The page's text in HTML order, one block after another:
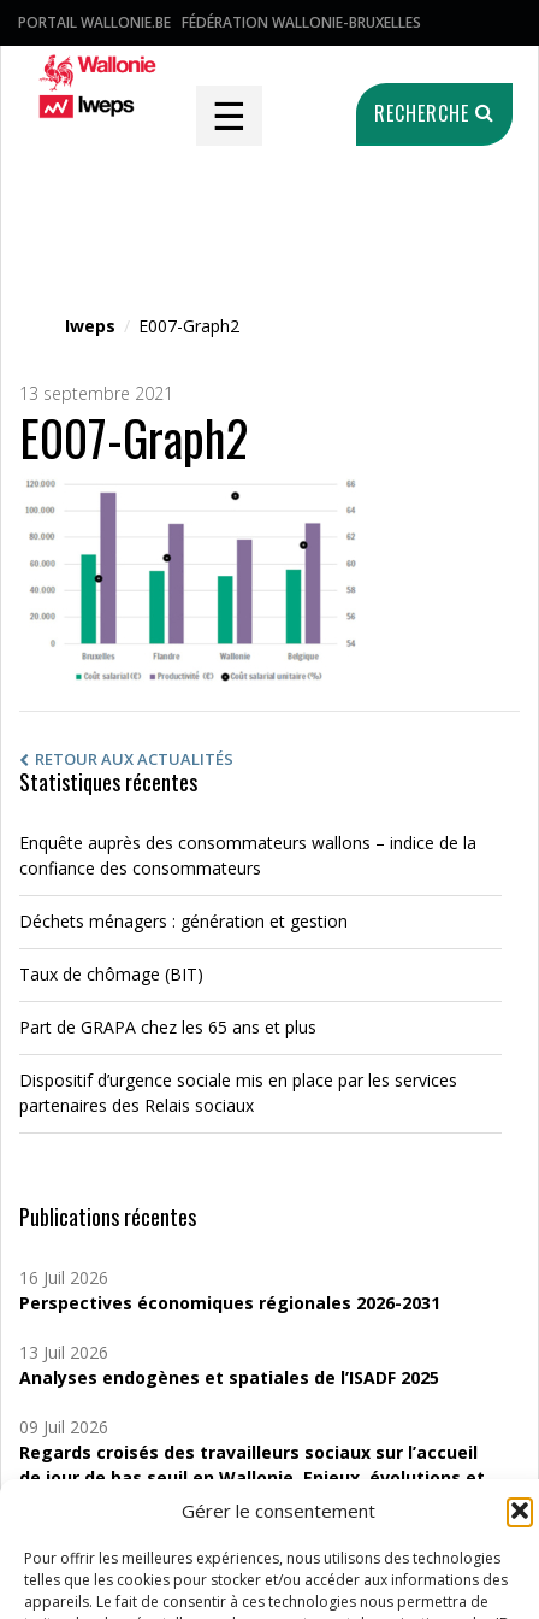
Gérer le consentement
Pour offrir les meilleures expériences, nous utilisons des technologies
telles que les cookies pour stocker et/ou accéder aux informations des
appareils. Le fait de consentir à ces technologies nous permettra de
PORTAIL WALLONIE.BE FÉDÉRATION WALLONIE-BRUXELLES
☰ RECHERCHE
Iweps / E007-Graph2
13 septembre 2021
E007-Graph2
RETOUR AUX ACTUALITÉS
Statistiques récentes
Enquête auprès des consommateurs wallons – indice de la
confiance des consommateurs
Déchets ménagers : génération et gestion
Taux de chômage (BIT)
Part de GRAPA chez les 65 ans et plus
Dispositif d’urgence sociale mis en place par les services
partenaires des Relais sociaux
Publications récentes
16 Juil 2026
Perspectives économiques régionales 2026-2031
13 Juil 2026
Analyses endogènes et spatiales de l’ISADF 2025
09 Juil 2026
Regards croisés des travailleurs sociaux sur l’accueil
de jour de bas seuil en Wallonie. Enjeux, évolutions et
06 Juil 2026
Étude d’évaluabilité des Structures
d’accompagnement à l’autocréation d’emploi (SAACE)